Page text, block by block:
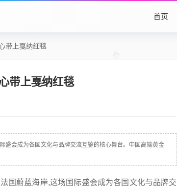
首页
带上戛纳红毯
带上戛纳红毯
盛会成为各国文化与品牌交流互鉴的核心舞台。中国高端黄金
国蔚蓝海岸,这场国际盛会成为各国文化与品牌交